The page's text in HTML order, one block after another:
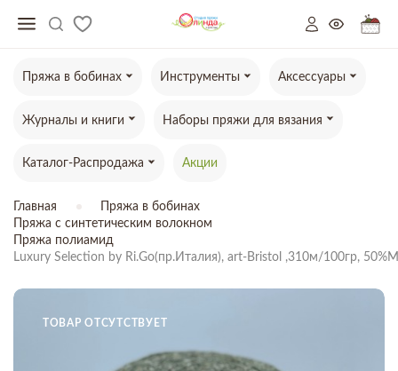
Пряжа в бобинах Инструменты Аксессуары
Журналы и книги Наборы пряжи для вязания
Каталог-Распродажа Акции
Главная
Пряжа в бобинах
Пряжа с синтетическим волокном
Пряжа полиамид
Luxury Selection by Ri.Go(пр.Италия), art-Bristol ,310м/100гр,
ТОВАР ОТСУТСТВУЕТ